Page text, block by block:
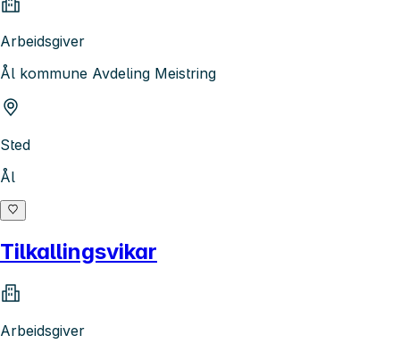
Arbeidsgiver
Ål kommune Avdeling Meistring
Sted
Ål
Tilkallingsvikar
Arbeidsgiver